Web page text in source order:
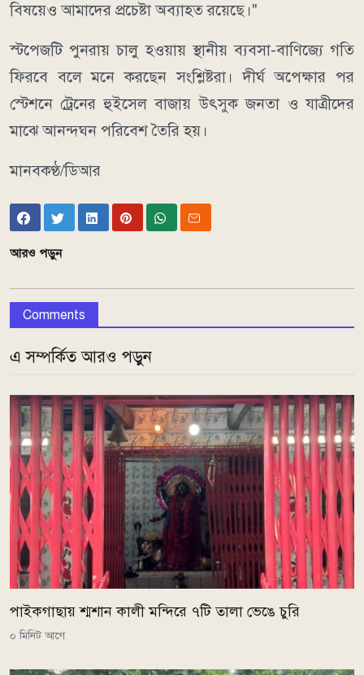
বিষয়েও আমাদের প্রচেষ্টা অব্যাহত রয়েছে।"
স্টপেজটি পুনরায় চালু হওয়ায় স্থানীয় ব্যবসা-বাণিজ্যে গতি
ফিরবে বলে মনে করছেন সংশ্লিষ্টরা। দীর্ঘ অপেক্ষার পর
স্টেশনে ট্রেনের হুইসেল বাজায় উৎসুক জনতা ও যাত্রীদের
মাঝে আনন্দঘন পরিবেশ তৈরি হয়।
মানবকণ্ঠ/ডিআর
আরও পড়ুন
Comments
এ সম্পর্কিত আরও পড়ুন
পাইকগাছায় শ্মশান কালী মন্দিরে ৭টি তালা ভেঙে চুরি
০ মিনিট আগে